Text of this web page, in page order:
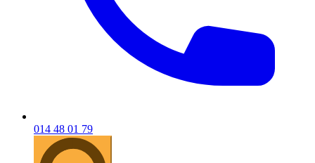
014 48 01 79